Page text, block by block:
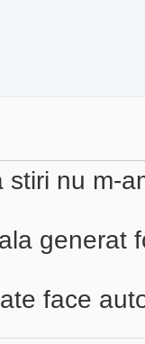
stiri nu m-
generat
face